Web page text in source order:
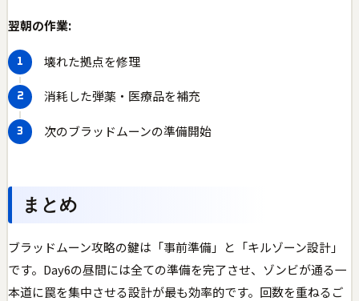
翌朝の作業:
壊れた拠点を修理
消耗した弾薬・医療品を補充
次のブラッドムーンの準備開始
まとめ
ブラッドムーン攻略の鍵は「事前準備」と「キルゾーン設計」
です。Day6の昼間には全ての準備を完了させ、ゾンビが通る一
本道に罠を集中させる設計が最も効率的です。回数を重ねるご